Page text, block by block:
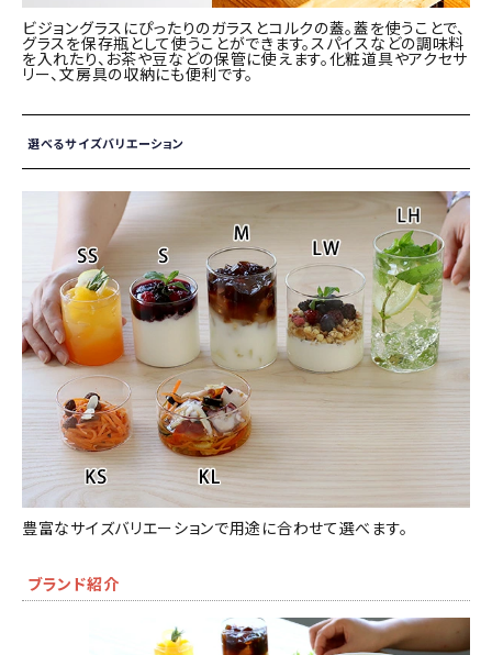
ビジョングラスにぴったりのガラスとコルクの蓋。蓋を使うことで、
グラスを保存瓶として使うことができます。スパイスなどの調味料
を入れたり、お茶や豆などの保管に使えます。化粧道具やアクセサ
リー、文房具の収納にも便利です。
選べるサイズバリエーション
豊富なサイズバリエーションで用途に合わせて選べます。
ブランド紹介